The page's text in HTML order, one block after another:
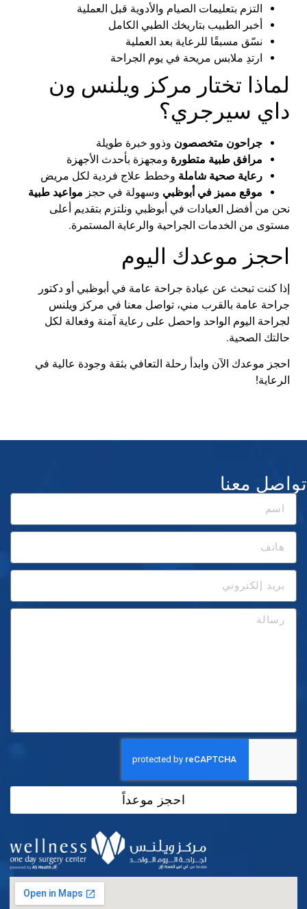
التزم بتعليمات الصيام والأدوية قبل العملية
أخبر الطبيب بتاريخك الطبي الكامل
نسّق مسبقًا للرعاية بعد العملية
ارتدِ ملابس مريحة في يوم الجراحة
لماذا تختار مركز ويلنس ون
داي سيرجري؟
جراحون متخصصون وذوو خبرة طويلة
مرافق طبية متطورة ومجهزة بأحدث الأجهزة
رعاية صحية شاملة وخطط علاج فردية لكل مريض
موقع مميز في أبوظبي وسهولة في حجز مواعيد طبية
نحن من أفضل العيادات في أبوظبي ونلتزم بتقديم أعلى
مستوى من الخدمات الجراحية والرعاية المستمرة.
احجز موعدك اليوم
إذا كنت تبحث عن عيادة جراحة عامة في أبوظبي أو دكتور
جراحة عامة بالقرب مني، تواصل معنا في مركز ويلنس
لجراحة اليوم الواحد واحصل على رعاية آمنة وفعالة لكل
حالتك الصحية.
احجز موعدك الآن وابدأ رحلة التعافي بثقة وجودة عالية في
الرعاية!
تواصل معنا
احجز موعداً